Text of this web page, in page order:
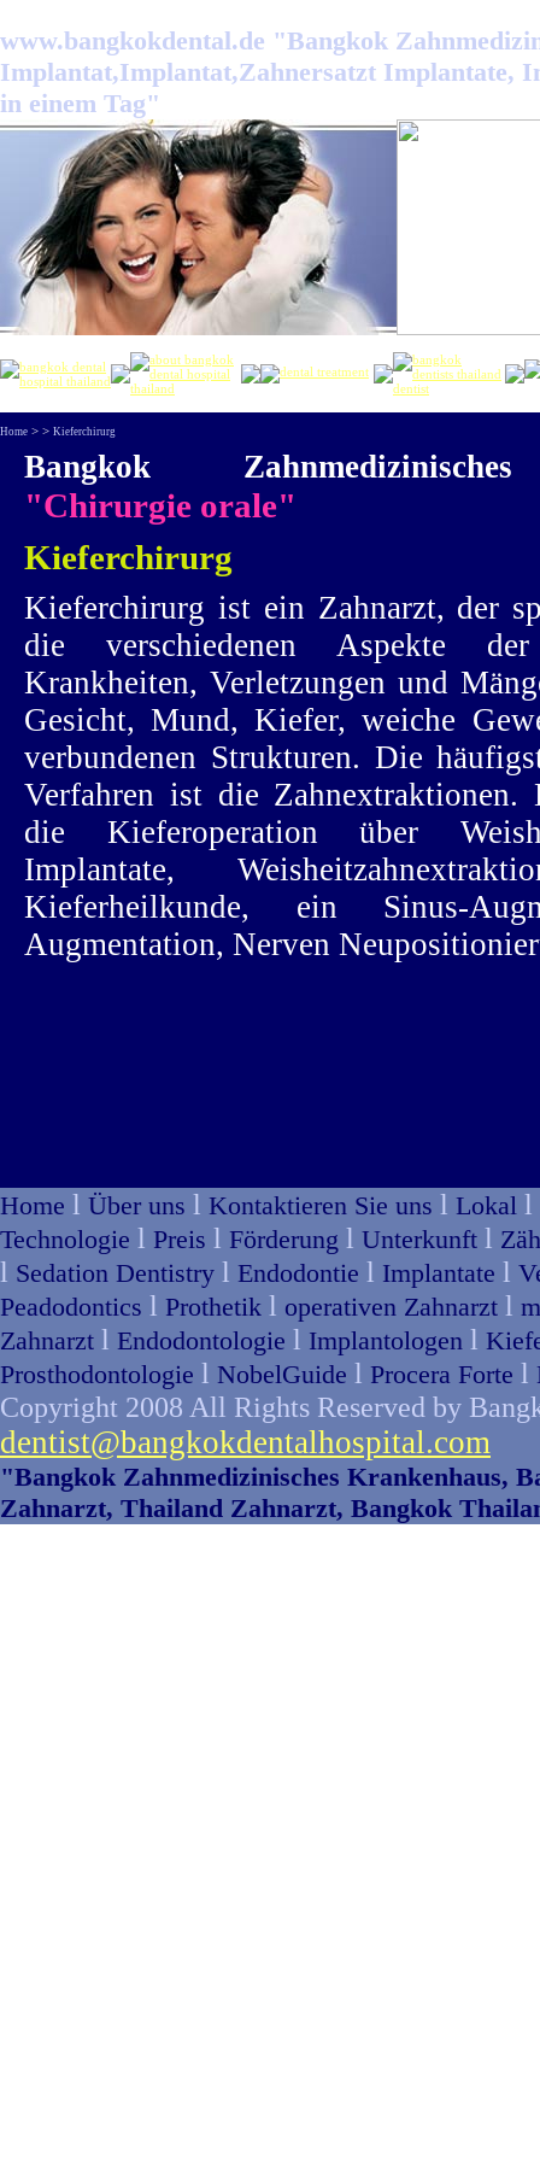
www.bangkokdental.de "Bangkok
Implantat,Implantat,Zahnersatzt Implantate,
in einem Tag"
Home > > Kieferchirurg
Bangkok
"Chirurgie orale"
Kieferchirurg
Kieferchirurg ist ein Zahnarzt, der
die verschiedenen Aspekte
Krankheiten, Verletzungen und
Gesicht, Mund, Kiefer, weiche
verbundenen Strukturen. Die
Verfahren ist die
die Kieferoperation über
Implantate,
Kieferheilkunde, ein Sinus-
Augmentation, Nerven
Home l Über uns l Kontaktieren Sie uns l Lokal l
Technologie l Preis l Förderung l Unterkunft l
l Sedation Dentistry l Endodontie l Implantate l
Peadodontics l Prothetik l operativen Zahnarzt l
Zahnarzt l Endodontologie l Implantologen l
Prosthodontologie l NobelGuide l Procera Forte l
Copyright 2008 All Rights Reserved by
dentist@bangkokdentalhospital.com
"Bangkok Zahnmedizinisches Krankenhaus,
Zahnarzt, Thailand Zahnarzt, Bangkok